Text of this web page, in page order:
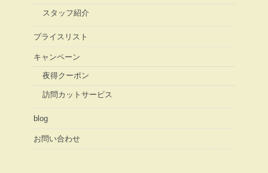
スタッフ紹介
プライスリスト
キャンペーン
夜得クーポン
訪問カットサービス
blog
お問い合わせ